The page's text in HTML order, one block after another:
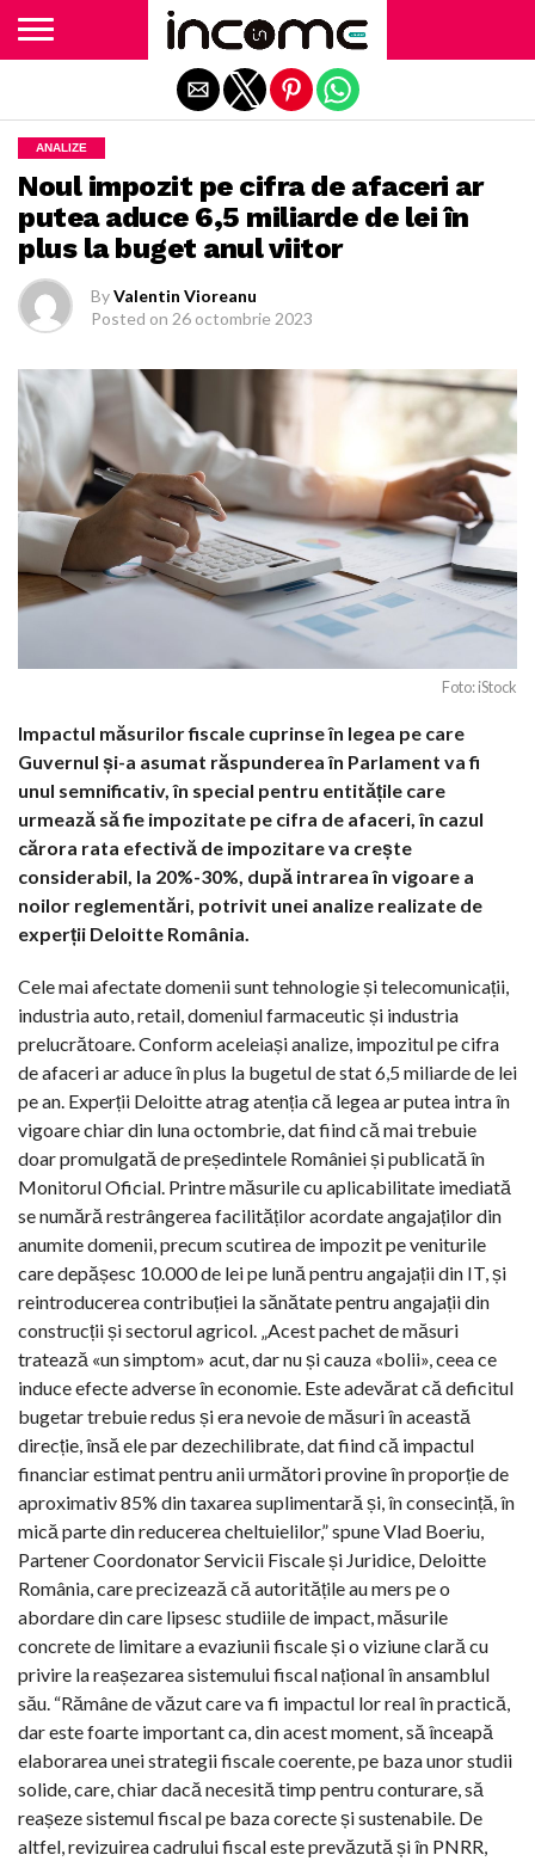
ANALIZE
Noul impozit pe cifra de afaceri ar
putea aduce 6,5 miliarde de lei în
plus la buget anul viitor
ByValentin Vioreanu
Posted on 26 octombrie 2023
Foto: iStock
Impactul măsurilor fiscale cuprinse în legea pe care
Guvernul și-a asumat răspunderea în Parlament va fi
unul semnificativ, în special pentru entitățile care
urmează să fie impozitate pe cifra de afaceri, în cazul
cărora rata efectivă de impozitare va crește
considerabil, la 20%-30%, după intrarea în vigoare a
noilor reglementări, potrivit unei analize realizate de
experții Deloitte România.
Cele mai afectate domenii sunt tehnologie și telecomunicații,
industria auto, retail, domeniul farmaceutic și industria
prelucrătoare. Conform aceleiași analize, impozitul pe cifra
de afaceri ar aduce în plus la bugetul de stat 6,5 miliarde de lei
pe an. Experții Deloitte atrag atenția că legea ar putea intra în
vigoare chiar din luna octombrie, dat fiind că mai trebuie
doar promulgată de președintele României și publicată în
Monitorul Oficial. Printre măsurile cu aplicabilitate imediată
se numără restrângerea facilităților acordate angajaților din
anumite domenii, precum scutirea de impozit pe veniturile
care depășesc 10.000 de lei pe lună pentru angajații din IT, și
reintroducerea contribuției la sănătate pentru angajații din
construcții și sectorul agricol. „Acest pachet de măsuri
tratează «un simptom» acut, dar nu și cauza «bolii», ceea ce
induce efecte adverse în economie. Este adevărat că deficitul
bugetar trebuie redus și era nevoie de măsuri în această
direcție, însă ele par dezechilibrate, dat fiind că impactul
financiar estimat pentru anii următori provine în proporție de
aproximativ 85% din taxarea suplimentară și, în consecință, în
mică parte din reducerea cheltuielilor,” spune Vlad Boeriu,
Partener Coordonator Servicii Fiscale și Juridice, Deloitte
România, care precizează că autoritățile au mers pe o
abordare din care lipsesc studiile de impact, măsurile
concrete de limitare a evaziunii fiscale și o viziune clară cu
privire la reașezarea sistemului fiscal național în ansamblul
său. “Rămâne de văzut care va fi impactul lor real în practică,
dar este foarte important ca, din acest moment, să înceapă
elaborarea unei strategii fiscale coerente, pe baza unor studii
solide, care, chiar dacă necesită timp pentru conturare, să
reașeze sistemul fiscal pe baza corecte și sustenabile. De
altfel, revizuirea cadrului fiscal este prevăzută și în PNRR,
Exit mobile version